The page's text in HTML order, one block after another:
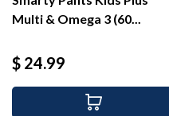
Multi & Omega 3 (60...
Precio
$ 24.99